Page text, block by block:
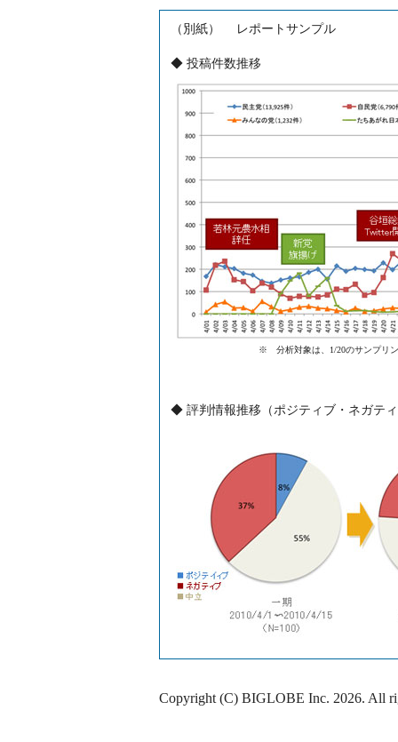
（別紙） レポートサンプル
◆ 投稿件数推移
※ 分析対象は、1/20のサンプリ
◆ 評判情報推移（ポジティブ・ネガテ
Copyright (C) BIGLOBE Inc. 2026. All